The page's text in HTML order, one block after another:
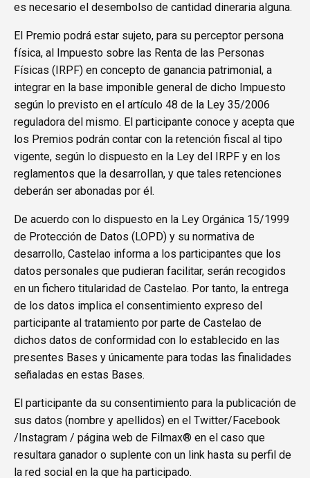
es necesario el desembolso de cantidad dineraria alguna.
El Premio podrá estar sujeto, para su perceptor persona
física, al Impuesto sobre las Renta de las Personas
Físicas (IRPF) en concepto de ganancia patrimonial, a
integrar en la base imponible general de dicho Impuesto
según lo previsto en el artículo 48 de la Ley 35/2006
reguladora del mismo. El participante conoce y acepta que
los Premios podrán contar con la retención fiscal al tipo
vigente, según lo dispuesto en la Ley del IRPF y en los
reglamentos que la desarrollan, y que tales retenciones
deberán ser abonadas por él.
De acuerdo con lo dispuesto en la Ley Orgánica 15/1999
de Protección de Datos (LOPD) y su normativa de
desarrollo, Castelao informa a los participantes que los
datos personales que pudieran facilitar, serán recogidos
en un fichero titularidad de Castelao. Por tanto, la entrega
de los datos implica el consentimiento expreso del
participante al tratamiento por parte de Castelao de
dichos datos de conformidad con lo establecido en las
presentes Bases y únicamente para todas las finalidades
señaladas en estas Bases.
El participante da su consentimiento para la publicación de
sus datos (nombre y apellidos) en el Twitter/Facebook
/Instagram / página web de Filmax® en el caso que
resultara ganador o suplente con un link hasta su perfil de
la red social en la que ha participado.